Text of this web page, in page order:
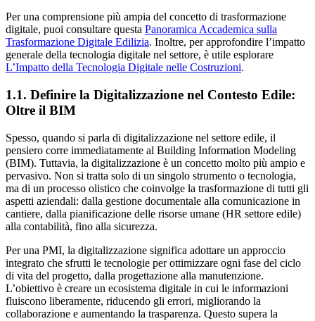
Per una comprensione più ampia del concetto di trasformazione
digitale, puoi consultare questa Panoramica Accademica sulla
Trasformazione Digitale Edilizia. Inoltre, per approfondire l’impatto
generale della tecnologia digitale nel settore, è utile esplorare
L’Impatto della Tecnologia Digitale nelle Costruzioni.
1.1. Definire la Digitalizzazione nel Contesto Edile:
Oltre il BIM
Spesso, quando si parla di digitalizzazione nel settore edile, il
pensiero corre immediatamente al Building Information Modeling
(BIM). Tuttavia, la digitalizzazione è un concetto molto più ampio e
pervasivo. Non si tratta solo di un singolo strumento o tecnologia,
ma di un processo olistico che coinvolge la trasformazione di tutti gli
aspetti aziendali: dalla gestione documentale alla comunicazione in
cantiere, dalla pianificazione delle risorse umane (HR settore edile)
alla contabilità, fino alla sicurezza.
Per una PMI, la digitalizzazione significa adottare un approccio
integrato che sfrutti le tecnologie per ottimizzare ogni fase del ciclo
di vita del progetto, dalla progettazione alla manutenzione.
L’obiettivo è creare un ecosistema digitale in cui le informazioni
fluiscono liberamente, riducendo gli errori, migliorando la
collaborazione e aumentando la trasparenza. Questo supera la